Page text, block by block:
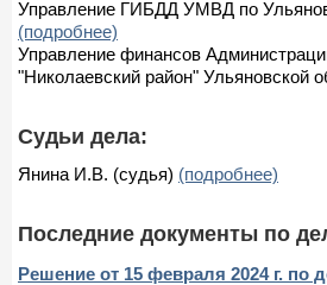
Управление ГИБДД УМВД по
(подробнее)
Управление финансов
"Николаевский район" Ульяновской
Судьи дела:
Янина И.В. (судья) (подробнее)
Последние документы по
Решение от 15 февраля 2024 г. по